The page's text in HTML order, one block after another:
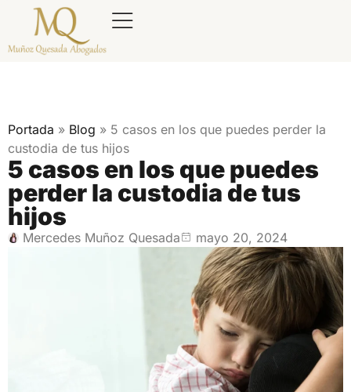
Portada » Blog » 5 casos en los que puedes perder la
custodia de tus hijos
5 casos en los que puedes
perder la custodia de tus
hijos
Mercedes Muñoz Quesada mayo 20, 2024